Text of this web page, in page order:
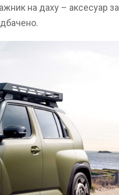
на даху – аксесуар за